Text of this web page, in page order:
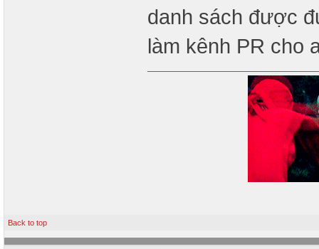
danh sách được
làm kênh PR cho
Back to top